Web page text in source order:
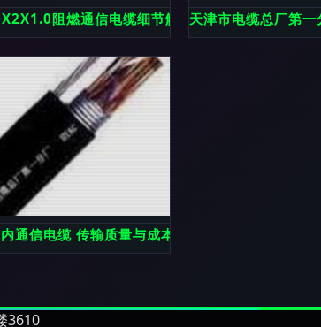
数与应用解析
阻燃通信电缆细节解析 高性能通信线缆的
天津市电缆总厂第
吉林通化市通信线缆供应商-搜了网
通信电缆 传输质量与成本效益的均衡选择
3610